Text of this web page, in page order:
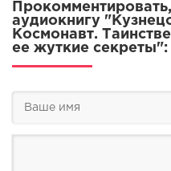
аудиокнигу
Космонавт.
ее жуткие секреты":